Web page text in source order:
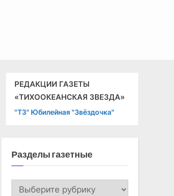
РЕДАКЦИИ ГАЗЕТЫ
«ТИХООКЕАНСКАЯ ЗВЕЗДА»
"ТЗ" Юбилейная "Звёздочка"
Разделы газетные
Разделы